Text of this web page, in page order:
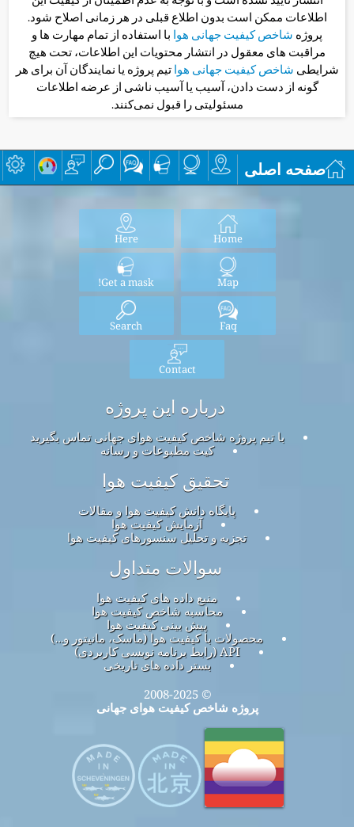
اطلاعات ممکن است بدون اطلاع قبلی در هر زمانی اصلاح شود.
پروژه شاخص کیفیت جهانی هوا با استفاده از تمام مهارت ها و
مراقبت های معقول در انتشار محتویات این اطلاعات، تحت هیچ
شرایطی شاخص کیفیت جهانی هواتیم پروژه یا نمایندگان آن برای هر
گونه از دست دادن، آسیب یا آسیب ناشی از عرضه اطلاعات
مسئولیتی را قبول نمی‌کنند.
صفحه اصلی
Home
Here
Map
Get a mask!
Faq
Search
Contact
درباره این پروژه
با تیم پروژه شاخص کیفیت هوای جهانی تماس بگیرید
کیت مطبوعات و رسانه
تحقیق کیفیت هوا
پایگاه دانش کیفیت هوا و مقالات
آزمایش کیفیت هوا
تجزیه و تحلیل سنسورهای کیفیت هوا
سوالات متداول
منبع داده های کیفیت هوا
محاسبه شاخص کیفیت هوا
پیش بینی کیفیت هوا
محصولات با کیفیت هوا (ماسک، مانیتور و…)
API (رابط برنامه نویسی کاربردی)
بستر داده های تاریخی
© 2008-2025
پروژه شاخص کیفیت هوای جهانی